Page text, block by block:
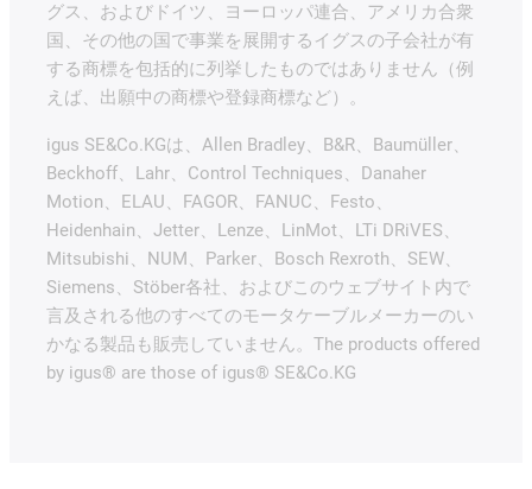
グス、およびドイツ、ヨーロッパ連合、アメリカ合衆
国、その他の国で事業を展開するイグスの子会社が有
する商標を包括的に列挙したものではありません（例
えば、出願中の商標や登録商標など）。
igus SE&Co.KGは、Allen Bradley、B&R、Baumüller、
Beckhoff、Lahr、Control Techniques、Danaher
Motion、ELAU、FAGOR、FANUC、Festo、
Heidenhain、Jetter、Lenze、LinMot、LTi DRiVES、
Mitsubishi、NUM、Parker、Bosch Rexroth、SEW、
Siemens、Stöber各社、およびこのウェブサイト内で
言及される他のすべてのモータケーブルメーカーのい
かなる製品も販売していません。The products offered
by igus® are those of igus® SE&Co.KG